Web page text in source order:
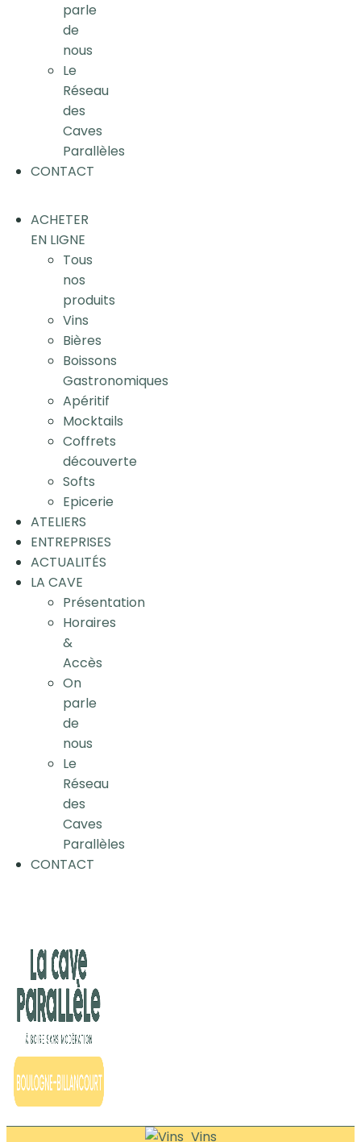
parle
de
nous
Le
Réseau
des
Caves
Parallèles
CONTACT
ACHETER
EN LIGNE
Tous
nos
produits
Vins
Bières
Boissons
Gastronomiques
Apéritif
Mocktails
Coffrets
découverte
Softs
Epicerie
ATELIERS
ENTREPRISES
ACTUALITÉS
LA CAVE
Présentation
Horaires
&
Accès
On
parle
de
nous
Le
Réseau
des
Caves
Parallèles
CONTACT
Vins